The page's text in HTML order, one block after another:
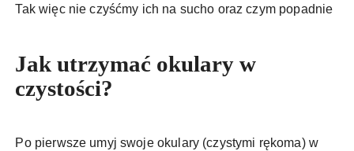
Tak więc nie czyśćmy ich na sucho oraz czym popadnie
Jak utrzymać okulary w
czystości?
Po pierwsze umyj swoje okulary (czystymi rękoma) w